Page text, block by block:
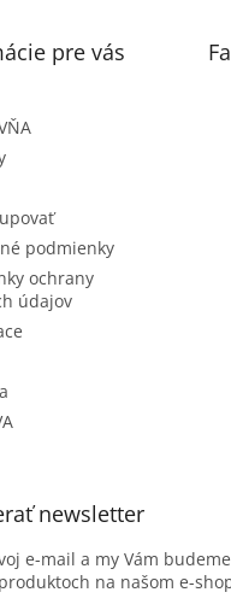
pre vás
podmienky
ochrany
údajov
newsletter
e-mail a my Vám
na našom e-